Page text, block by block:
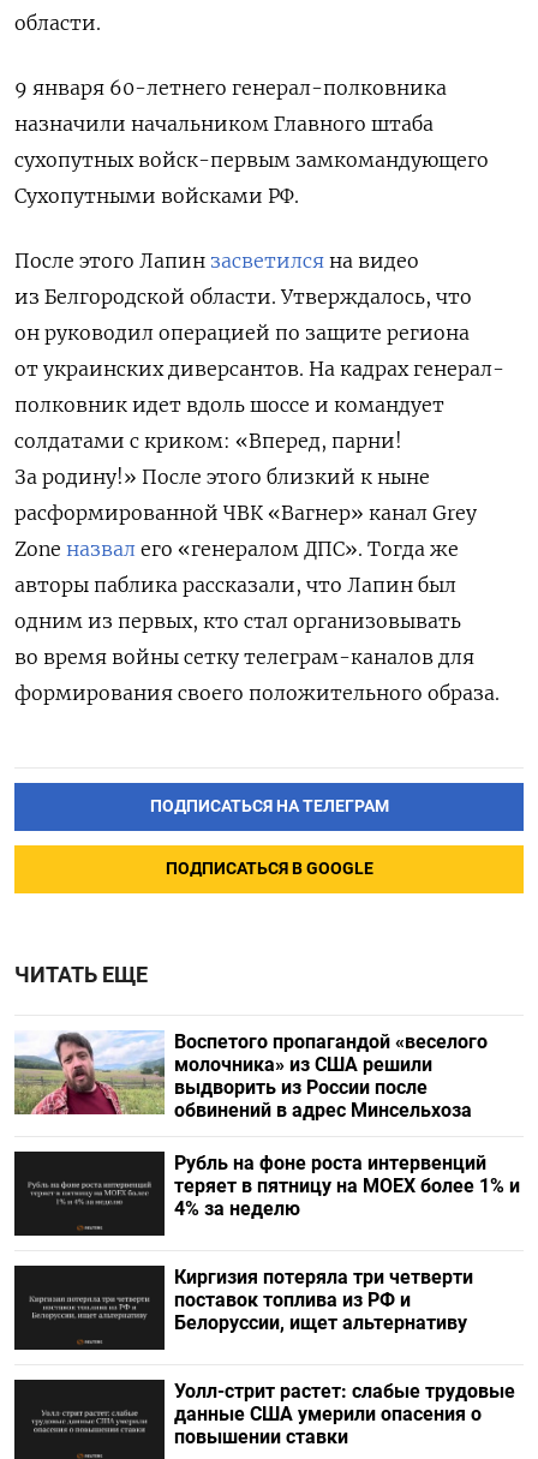
области.
9 января 60-летнего генерал-полковника
назначили начальником Главного штаба
сухопутных войск-первым замкомандующего
Сухопутными войсками РФ.
После этого Лапин засветился на видео
из Белгородской области. Утверждалось, что
он руководил операцией по защите региона
от украинских диверсантов. На кадрах генерал-
полковник идет вдоль шоссе и командует
солдатами с криком: «Вперед, парни!
За родину!» После этого близкий к ныне
расформированной ЧВК «Вагнер» канал Grey
Zone назвал его «генералом ДПС». Тогда же
авторы паблика рассказали, что Лапин был
одним из первых, кто стал организовывать
во время войны сетку телеграм-каналов для
формирования своего положительного образа.
ПОДПИСАТЬСЯ НА ТЕЛЕГРАМ
ПОДПИСАТЬСЯ В GOOGLE
ЧИТАТЬ ЕЩЕ
Воспетого пропагандой «веселого
молочника» из США решили
выдворить из России после
обвинений в адрес Минсельхоза
Рубль на фоне роста интервенций
теряет в пятницу на МОЕХ более 1% и
4% за неделю
Киргизия потеряла три четверти
поставок топлива из РФ и
Белоруссии, ищет альтернативу
Уолл-стрит растет: слабые трудовые
данные США умерили опасения о
повышении ставки